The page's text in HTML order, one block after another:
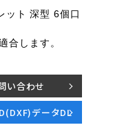
ット 深型 6個口
合します。
い合わせ
データDL